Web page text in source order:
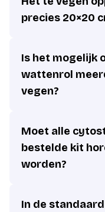
precies 20×20
Is het mogelijk
wattenrol
vegen?
Moet alle
bestelde kit
worden?
In de